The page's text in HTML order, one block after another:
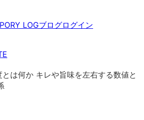
LOGブログログイン
とは何か キレや旨味を左右する数値と